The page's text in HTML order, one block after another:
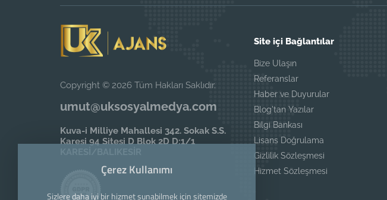
Copyright © 2026 Tüm Hakları Saklıdır.
umut@uksosyalmedya.com
Kuva-i Milliye Mahallesi 342. Sokak S.S.
Karesi 94 Sitesi D Blok 2D D:1/1
Site içi Bağlantılar
Bize Ulaşın
Referanslar
Haber ve Duyurular
Blog'tan Yazılar
Bilgi Bankası
Lisans Doğrulama
Gizlilik Sözleşmesi
Hizmet Sözleşmesi
Çerez Kullanımı
Sizlere daha iyi bir hizmet sunabilmek için sitemizde